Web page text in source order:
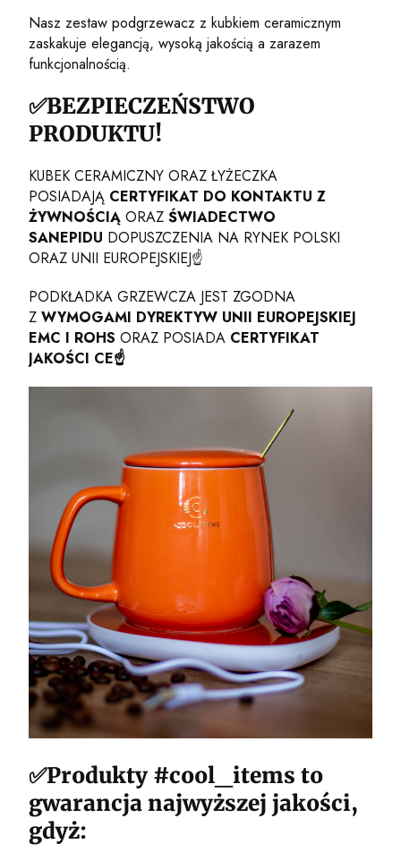
Nasz zestaw podgrzewacz z kubkiem ceramicznym
zaskakuje elegancją, wysoką jakością a zarazem
funkcjonalnością.
✅BEZPIECZEŃSTWO
PRODUKTU!
KUBEK CERAMICZNY ORAZ ŁYŻECZKA
POSIADAJĄ CERTYFIKAT DO KONTAKTU Z
ŻYWNOŚCIĄ ORAZ ŚWIADECTWO
SANEPIDU DOPUSZCZENIA NA RYNEK POLSKI
ORAZ UNII EUROPEJSKIEJ☝️
PODKŁADKA GRZEWCZA JEST ZGODNA
Z WYMOGAMI DYREKTYW UNII EUROPEJSKIEJ
EMC I ROHS ORAZ POSIADA CERTYFIKAT
JAKOŚCI CE☝️
✅Produkty #cool_items to
gwarancja najwyższej jakości,
gdyż: